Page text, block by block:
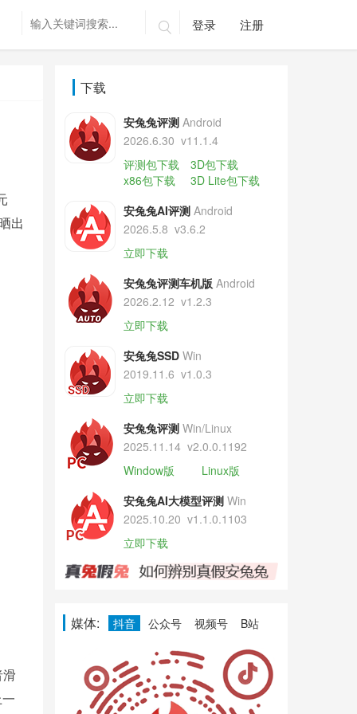
 登录 注册
出
下载
安兔兔评测 Android
2026.6.30 v11.1.4
评测包下载
3D包下载
x86包下载
3D Lite包下载
安兔兔AI评测 Android
2026.5.8 v3.6.2
立即下载
安兔兔评测车机版 Android
2026.2.12 v1.2.3
立即下载
安兔兔SSD Win
2019.11.6 v1.0.3
立即下载
安兔兔评测 Win/Linux
2025.11.14 v2.0.0.1192
Window版
Linux版
安兔兔AI大模型评测 Win
2025.10.20 v1.1.0.1103
立即下载
媒体: 抖音 公众号 视频号 B站